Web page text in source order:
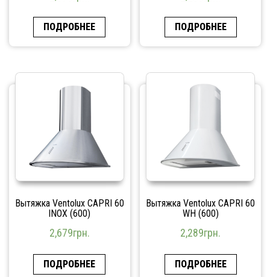
ПОДРОБНЕЕ ПОДРОБНЕЕ
Вытяжка Ventolux CAPRI 60
INOX (600)
2,679грн.
ПОДРОБНЕЕ
Вытяжка Ventolux CAPRI 60
WH (600)
2,289грн.
ПОДРОБНЕЕ